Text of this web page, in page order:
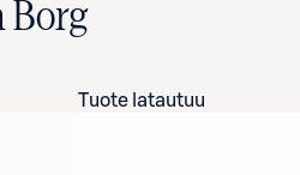
Borg
Tuote latautuu